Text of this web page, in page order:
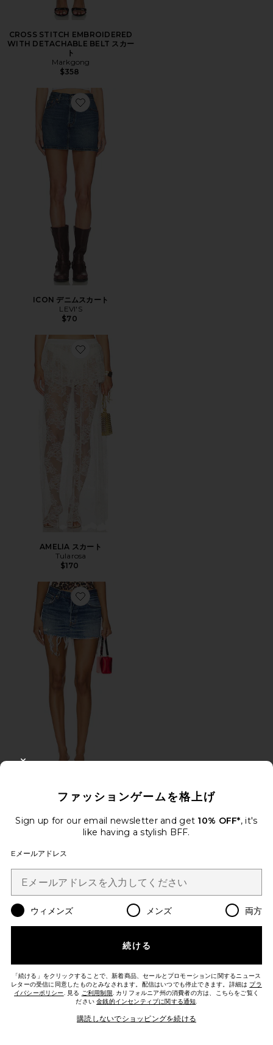
CROSS STITCH EMBROIDERED
WITH DETACHABLE BELT スカー
ト
Markgong
$358
Favorite ICON デニムスカート
ICON デニムスカート
LEVI'S
$70
Favorite AMELIA スカート
AMELIA スカート
Tularosa
$170
Favorite VINTAGE ミニスカート
VINTAGE ミニスカート
EB Denim
ファッションゲームを格上げ
Sign up for our email newsletter and get 10% OFF*, it's
like having a stylish BFF.
Eメールアドレス
ウィメンズ メンズ 両方
続ける
「続ける」をクリックすることで、新着商品、セールとプロモーションに関するニュース
レターの受信に同意したものとみなされます。配信はいつでも停止できます。詳細は プラ
イバシーポリシー. 見る ご利用制限. カリフォルニア州の消費者の方は、こちらをご覧く
ださい金銭的インセンティブに関する通知.
購読しないでショッピングを続ける